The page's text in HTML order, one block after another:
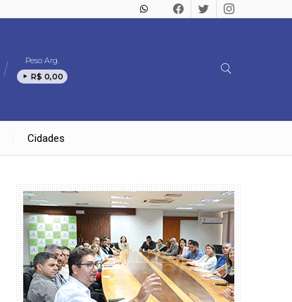
Peso Arg.
R$ 0,00
Cidades